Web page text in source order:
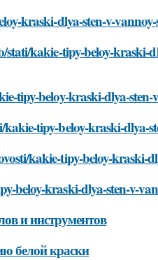
kraski-dlya-sten-v-
kakie-tipy-beloy-kraski-
tipy-beloy-kraski-dlya-
tipy-beloy-kraski-dlya-
kakie-tipy-beloy-kraski-
beloy-kraski-dlya-sten-v-
и инструментов
белой краски